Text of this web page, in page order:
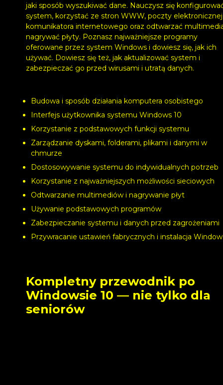
jaki sposób wyszukiwać dane. Nauczysz się
system, korzystać ze stron WWW, poczty
komunikatora internetowego oraz odtwarzać
nagrywać płyty. Poznasz najważniejsze programy
oferowane przez system Windows i dowiesz się, jak ich
używać. Dowiesz się też, jak aktualizować system i
zabezpieczać go przed wirusami i utratą danych.
Budowa i sposób działania komputera osobistego
Interfejs użytkownika systemu Windows 10
Korzystanie z podstawowych funkcji systemu
Zarządzanie dyskami, folderami, plikami i danymi w
chmurze
Dostosowywanie systemu do indywidualnych potrzeb
Korzystanie z najważniejszych możliwości sieciowych
Odtwarzanie multimediów i nagrywanie płyt
Używanie podstawowych programów
Zabezpieczanie systemu i danych przed zagrożeniami
Przywracanie ustawień fabrycznych i instalacja
Kompletny przewodnik po
Windowsie 10 — nie tylko dla
seniorów